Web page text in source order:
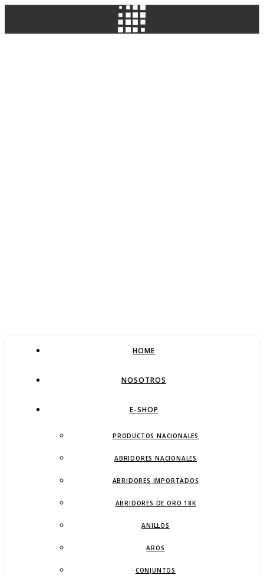
HOME
NOSOTROS
E-SHOP
PRODUCTOS NACIONALES
ABRIDORES NACIONALES
ABRIDORES IMPORTADOS
ABRIDORES DE ORO 18K
ANILLOS
AROS
CONJUNTOS